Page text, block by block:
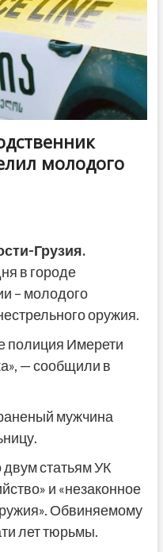
молодого
Грузия.
в городе
– молодого
оружия.
полиция Имерети
— сообщили в
мужчина
статьям УК
и «незаконное
Обвиняемому
лет тюрьмы.